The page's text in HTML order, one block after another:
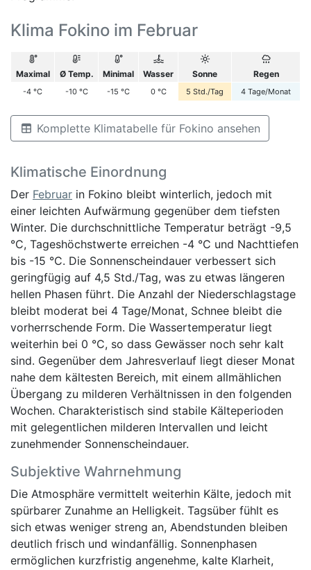
Klima Fokino im Februar
Maximal Ø Temp. Minimal Wasser Sonne Regen
-4 °C -10 °C -15 °C 0 °C 5 Std./Tag 4 Tage/Monat
Komplette Klimatabelle für Fokino ansehen
Klimatische Einordnung
Der Februar in Fokino bleibt winterlich, jedoch mit
einer leichten Aufwärmung gegenüber dem tiefsten
Winter. Die durchschnittliche Temperatur beträgt -9,5
°C, Tageshöchstwerte erreichen -4 °C und Nachttiefen
bis -15 °C. Die Sonnenscheindauer verbessert sich
geringfügig auf 4,5 Std./Tag, was zu etwas längeren
hellen Phasen führt. Die Anzahl der Niederschlagstage
bleibt moderat bei 4 Tage/Monat, Schnee bleibt die
vorherrschende Form. Die Wassertemperatur liegt
weiterhin bei 0 °C, so dass Gewässer noch sehr kalt
sind. Gegenüber dem Jahresverlauf liegt dieser Monat
nahe dem kältesten Bereich, mit einem allmählichen
Übergang zu milderen Verhältnissen in den folgenden
Wochen. Charakteristisch sind stabile Kälteperioden
mit gelegentlichen milderen Intervallen und leicht
zunehmender Sonnenscheindauer.
Subjektive Wahrnehmung
Die Atmosphäre vermittelt weiterhin Kälte, jedoch mit
spürbarer Zunahme an Helligkeit. Tagsüber fühlt es
sich etwas weniger streng an, Abendstunden bleiben
deutlich frisch und windanfällig. Sonnenphasen
ermöglichen kurzfristig angenehme, kalte Klarheit,